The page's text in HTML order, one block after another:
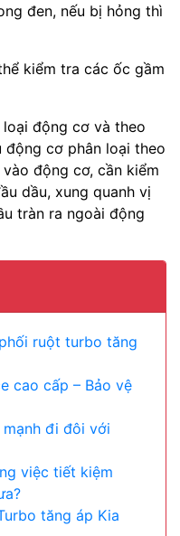
đen, nếu bị hỏng thì
kiểm tra các ốc gầm
động cơ và theo
động cơ phân loại theo
động cơ, cần kiểm
dầu, xung quanh vị
tràn ra ngoài động
ruột turbo tăng
cao cấp – Bảo vệ
đi đôi với
việc tiết kiệm
tăng áp Kia